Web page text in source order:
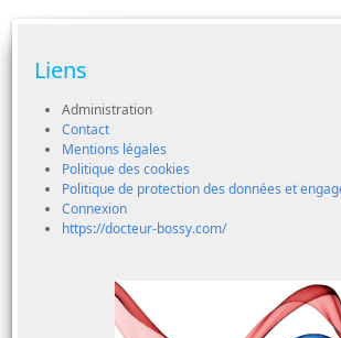
Liens
Administration
Contact
Mentions légales
Politique des cookies
Politique de protection des données et
Connexion
https://docteur-bossy.com/